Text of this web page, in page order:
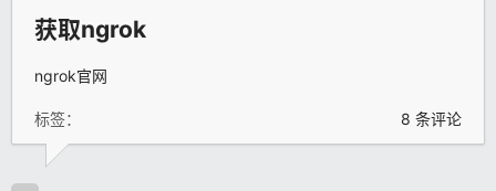
获取ngrok
ngrok官网
标签： 8 条评论